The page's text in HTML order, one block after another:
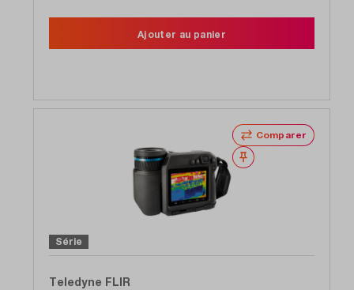
Ajouter au panier
Comparer
Noter
Série
Teledyne FLIR